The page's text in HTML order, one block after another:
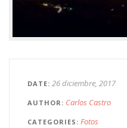
DATE 26 diciembre, 2017
AUTHOR Carlos Castro
CATEGORIES Fotos